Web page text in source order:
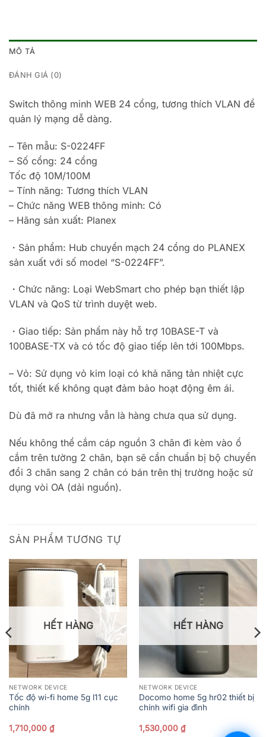
MÔ TẢ
ĐÁNH GIÁ (0)
Switch thông minh WEB 24 cổng, tương thích VLAN để
quản lý mạng dễ dàng.
– Tên mẫu: S-0224FF
– Số cổng: 24 cổng
Tốc độ 10M/100M
– Tính năng: Tương thích VLAN
– Chức năng WEB thông minh: Có
– Hãng sản xuất: Planex
・Sản phẩm: Hub chuyển mạch 24 cổng do PLANEX
sản xuất với số model “S-0224FF”.
・Chức năng: Loại WebSmart cho phép bạn thiết lập
VLAN và QoS từ trình duyệt web.
・Giao tiếp: Sản phẩm này hỗ trợ 10BASE-T và
100BASE-TX và có tốc độ giao tiếp lên tới 100Mbps.
– Vỏ: Sử dụng vỏ kim loại có khả năng tản nhiệt cực
tốt, thiết kế không quạt đảm bảo hoạt động êm ái.
Dù đã mở ra nhưng vẫn là hàng chưa qua sử dụng.
Nếu không thể cắm cáp nguồn 3 chân đi kèm vào ổ
cắm trên tường 2 chân, bạn sẽ cần chuẩn bị bộ chuyển
đổi 3 chân sang 2 chân có bán trên thị trường hoặc sử
dụng vòi OA (dải nguồn).
SẢN PHẨM TƯƠNG TỰ
HẾT HÀNG
NETWORK DEVICE
Tốc độ wi-fi home 5g l11 cục
chính
1,710,000 ₫
HẾT HÀNG
NETWORK DEVICE
Docomo home 5g hr02 thiết bị
chính wifi gia đình
1,530,000 ₫